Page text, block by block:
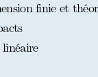
finie et